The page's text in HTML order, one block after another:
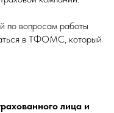
по вопросам работы
в ТФОМС, который
лица и